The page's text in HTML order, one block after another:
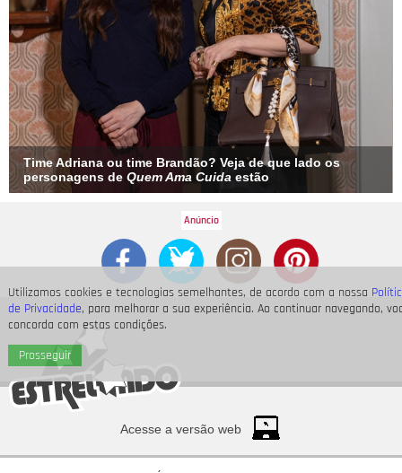
Utilizamos cookies e tecnologias semelhantes, de acordo com a nossa
de Privacidade, para melhorar a sua experiência. Ao continuar navegando,
concorda com estas condições.
Prosseguir
Time Adriana ou time Brandão? Veja de que lado os
personagens de Quem Ama Cuida estão
Acesse a versão web